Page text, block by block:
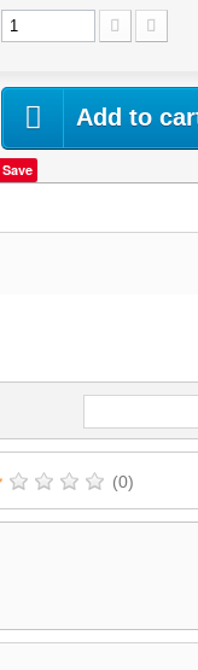
Add to
Save
(0)